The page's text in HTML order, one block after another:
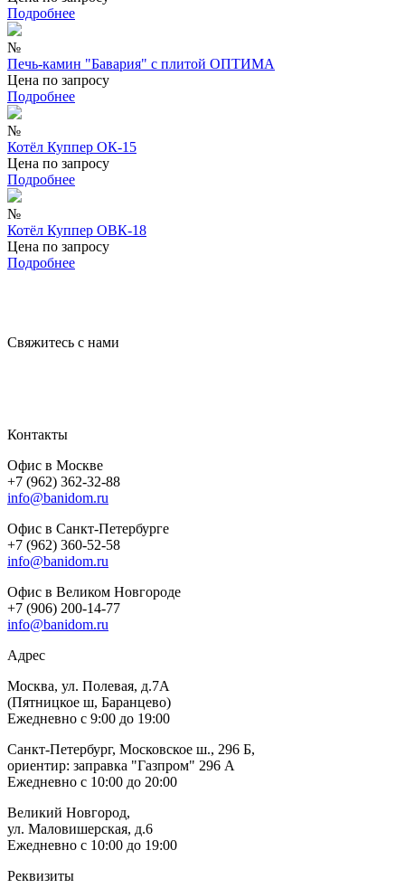
Подробнее
№
Печь-камин "Бавария" с плитой ОПТИМА
Цена по запросу
Подробнее
№
Котёл Куппер ОК-15
Цена по запросу
Подробнее
№
Котёл Куппер ОВК-18
Цена по запросу
Подробнее
Свяжитесь с нами
Контакты
Офис в Москве
+7 (962) 362-32-88
info@banidom.ru
Офис в Санкт-Петербурге
+7 (962) 360-52-58
info@banidom.ru
Офис в Великом Новгороде
+7 (906) 200-14-77
info@banidom.ru
Адрес
Москва, ул. Полевая, д.7А
(Пятницкое ш, Баранцево)
Ежедневно с 9:00 до 19:00
Санкт-Петербург, Московское ш., 296 Б,
ориентир: заправка "Газпром" 296 А
Ежедневно с 10:00 до 20:00
Великий Новгород,
ул. Маловишерская, д.6
Ежедневно с 10:00 до 19:00
Реквизиты